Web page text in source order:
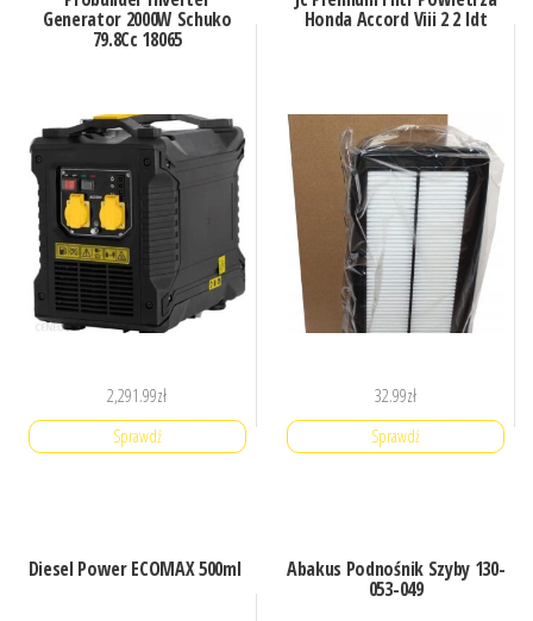
Generator 2000W Schuko
79.8Cc 18065
2,291.99zł
Sprawdź
Honda Accord Viii 2 2 Idt
32.99zł
Sprawdź
Diesel Power ECOMAX 500ml Abakus Podnośnik Szyby 130-
053-049